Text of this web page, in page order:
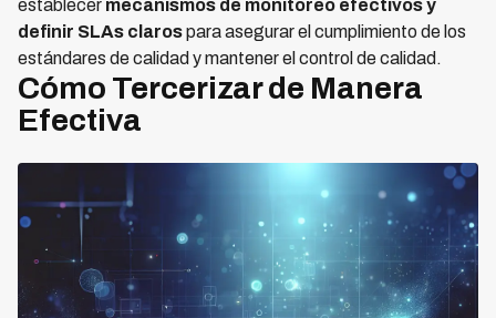
establecer mecanismos de monitoreo efectivos y
definir SLAs clarospara asegurar el cumplimiento de los
estándares de calidad y mantener el control de calidad.
Cómo Tercerizar de Manera
Efectiva